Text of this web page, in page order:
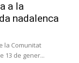
a la
nadalenca
la Comunitat
13 de gener...